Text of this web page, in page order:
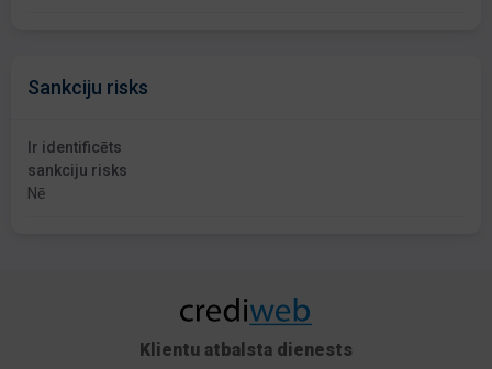
Sankciju risks
Ir identificēts
sankciju risks
Nē
Klientu atbalsta dienests